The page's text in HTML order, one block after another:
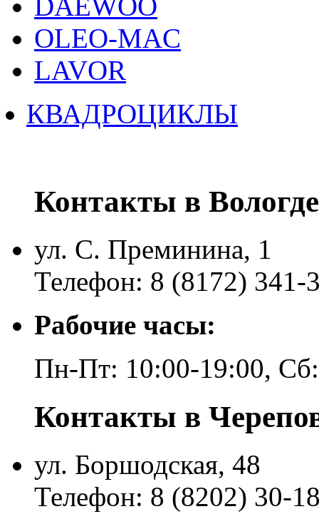
OLEO-MAC
LAVOR
КВАДРОЦИКЛЫ
Контакты в Вологде
ул. С. Преминина, 1
Телефон: 8 (8172) 341-
Рабочие часы:
Пн-Пт: 10:00-19:00,
Контакты в
ул. Боршодская, 48
Телефон: 8 (8202) 30-